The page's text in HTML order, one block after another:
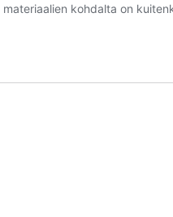
kohdalta on